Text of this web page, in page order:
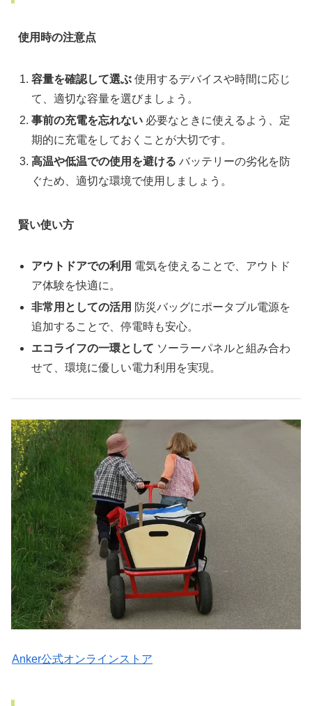
使用時の注意点
容量を確認して選ぶ 使用するデバイスや時間に応じ
て、適切な容量を選びましょう。
事前の充電を忘れない 必要なときに使えるよう、定
期的に充電をしておくことが大切です。
高温や低温での使用を避ける バッテリーの劣化を防
ぐため、適切な環境で使用しましょう。
賢い使い方
アウトドアでの利用 電気を使えることで、アウトド
ア体験を快適に。
非常用としての活用 防災バッグにポータブル電源を
追加することで、停電時も安心。
エコライフの一環として ソーラーパネルと組み合わ
せて、環境に優しい電力利用を実現。
Anker公式オンラインストア